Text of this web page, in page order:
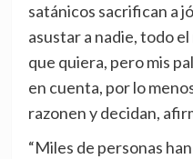
satánicos sacrifican a
asustar a nadie, todo
que quiera, pero mis
en cuenta, por lo
razonen y decidan,
“Miles de personas